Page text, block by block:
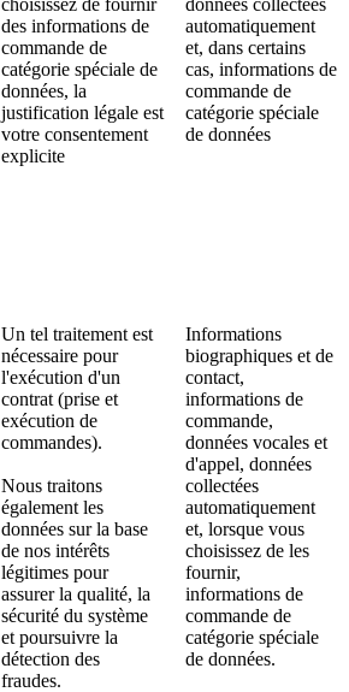
des informations de
commande de
catégorie spéciale de
données, la
justification légale est
votre consentement
explicite
automatiquement
et, dans certains
cas, informations de
commande de
catégorie spéciale
de données
Un tel traitement est
nécessaire pour
l'exécution d'un
contrat (prise et
exécution de
commandes).
Nous traitons
également les
données sur la base
de nos intérêts
légitimes pour
assurer la qualité, la
sécurité du système
et poursuivre la
détection des
fraudes.
Informations
biographiques et de
contact,
informations de
commande,
données vocales et
d'appel, données
collectées
automatiquement
et, lorsque vous
choisissez de les
fournir,
informations de
commande de
catégorie spéciale
de données.